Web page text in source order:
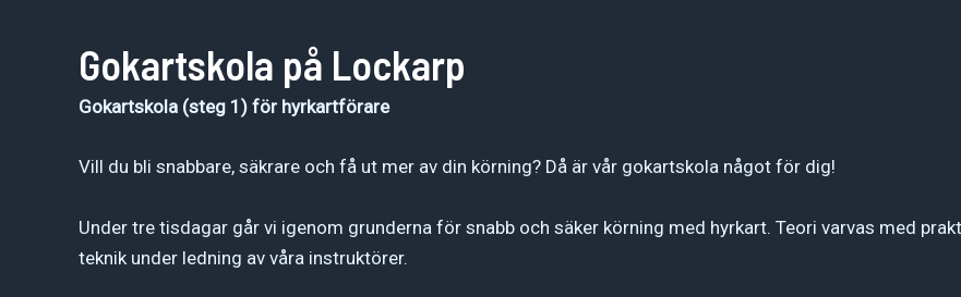
Gokartskola på Lockarp
Gokartskola (steg 1) för hyrkartförare
Vill du bli snabbare, säkrare och få ut mer av din körning? Då är vår gokartskola något för dig!
Under tre tisdagar går vi igenom grunderna för snabb och säker körning med hyrkart. Teori varvas med
teknik under ledning av våra instruktörer.